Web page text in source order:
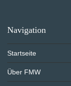
Navigation
Startseite
Über FMW